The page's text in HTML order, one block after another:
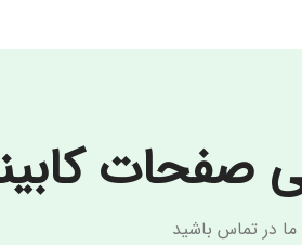
ما در تماس باشید